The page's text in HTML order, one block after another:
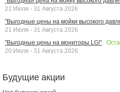
21 Июля - 31 Августа 2026
"Выгодные цены на мойки высокого
21 Июля - 31 Августа 2026
"Выгодные цены на мониторы LG!"
20 Июля - 31 Августа 2026
Будущие акции